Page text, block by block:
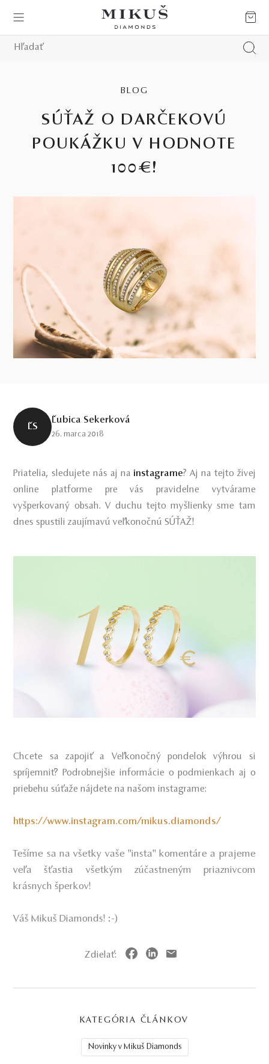
BLOG
SÚŤAŽ O DARČEKOVÚ
POUKÁŽKU V HODNOTE
100€!
ĽS
Ľubica Sekerková
26. marca 2018
Priatelia, sledujete nás aj na instagrame? Aj na tejto živej
online platforme pre vás pravidelne vytvárame
vyšperkovaný obsah. V duchu tejto myšlienky sme tam
dnes spustili zaujímavú veľkonočnú SÚŤAŽ!
Chcete sa zapojiť a Veľkonočný pondelok výhrou si
spríjemniť? Podrobnejšie informácie o podmienkach aj o
priebehu súťaže nájdete na našom instagrame:
https://www.instagram.com/mikus.diamonds/
Tešíme sa na všetky vaše "insta" komentáre a prajeme
veľa šťastia všetkým zúčastneným priaznivcom
krásnych šperkov!
Váš Mikuš Diamonds! :-)
Zdielať:
KATEGÓRIA ČLÁNKOV
Novinky v Mikuš Diamonds